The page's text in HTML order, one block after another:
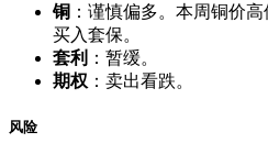
铜 ：谨慎偏多。本周铜价
买入套保。
套利 ：暂缓。
期权 ：卖出看跌。
风险